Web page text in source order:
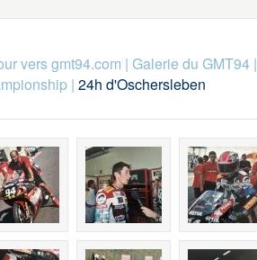
vers gmt94.com | Galerie du GMT94|
| 24h d'Oschersleben